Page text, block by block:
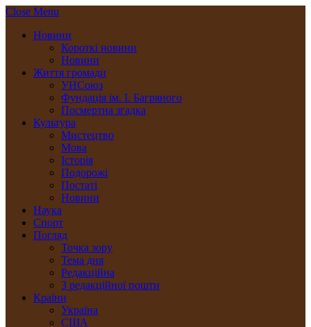
Close Menu
Новини
Короткі новини
Новини
Життя громади
УНСоюз
Фундація ім. І. Багряного
Посмертна згадка
Культура
Мистецтво
Мова
Історія
Подорожі
Постаті
Новини
Наука
Спорт
Погляд
Точка зору
Тема дня
Редакційна
З редакційної пошти
Країни
Україна
США